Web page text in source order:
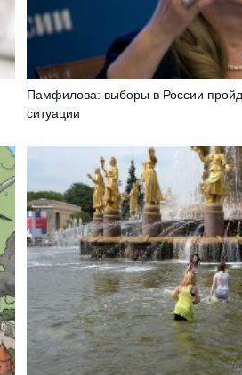
Памфилова: выборы в России
ситуации